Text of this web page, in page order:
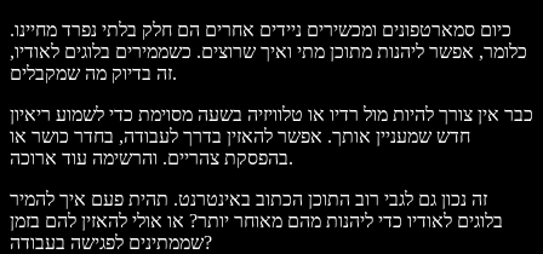
כיום סמארטפונים ומכשירים ניידים אחרים הם חלק בלתי נפרד מחיינו.
כלומר, אפשר ליהנות מתוכן מתי ואיך שרוצים. כשממירים בלוגים לאודיו,
זה בדיוק מה שמקבלים.
כבר אין צורך להיות מול רדיו או טלוויזיה בשעה מסוימת כדי לשמוע ריאיון
חדש שמעניין אותך. אפשר להאזין בדרך לעבודה, בחדר כושר או
בהפסקת צהריים. והרשימה עוד ארוכה.
זה נכון גם לגבי רוב התוכן הכתוב באינטרנט. תהית פעם איך להמיר
בלוגים לאודיו כדי ליהנות מהם מאוחר יותר? או אולי להאזין להם בזמן
שממתינים לפגישה בעבודה?